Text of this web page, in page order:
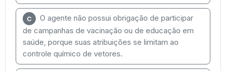
C
O agente não possui obrigação de participar
de campanhas de vacinação ou de educação em
saúde, porque suas atribuições se limitam ao
controle químico de vetores.